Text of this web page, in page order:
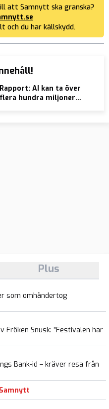
att Samnytt ska granska?
och du har källskydd.
Rapport: AI kan ta över
flera hundra miljoner
Plus
som omhändertog
Snusk: ”Festivalen har
Bank-id – kräver resa från